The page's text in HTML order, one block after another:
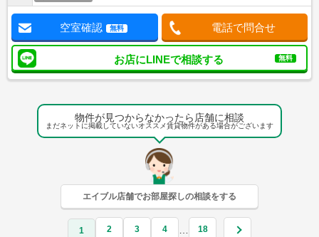
空室確認 無料 電話で問合せ
お店にLINEで相談する 無料
物件が見つからなかったら店舗に相談
まだネットに掲載していないオススメ賃貸物件がある場合がございます
エイブル店舗でお部屋探しの相談をする
1 2 3 4 … 18